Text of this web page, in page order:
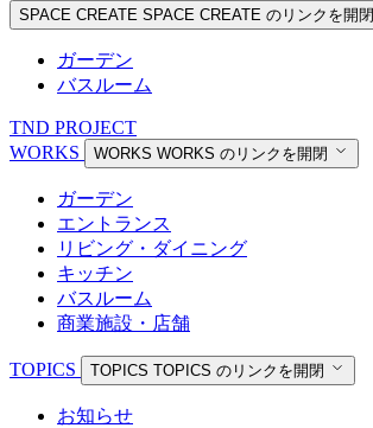
SPACE CREATE SPACE CREATE のリンクを開閉
ガーデン
バスルーム
TND PROJECT
WORKS
WORKS WORKS のリンクを開閉
ガーデン
エントランス
リビング・ダイニング
キッチン
バスルーム
商業施設・店舗
TOPICS TOPICS TOPICS のリンクを開閉
お知らせ